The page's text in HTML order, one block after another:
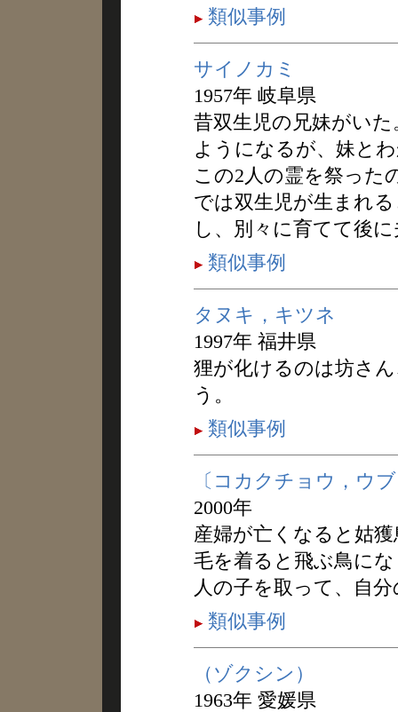
類似事例
サイノカミ
1957年 岐阜県
昔双生児の兄妹がい
ようになるが、妹と
この2人の霊を祭った
では双生児が生まれ
し、別々に育てて後
類似事例
タヌキ，キツネ
1997年 福井県
狸が化けるのは坊さ
う。
類似事例
〔コカクチョウ，ウ
2000年
産婦が亡くなると姑
毛を着ると飛ぶ鳥に
人の子を取って、自
類似事例
（ゾクシン）
1963年 愛媛県